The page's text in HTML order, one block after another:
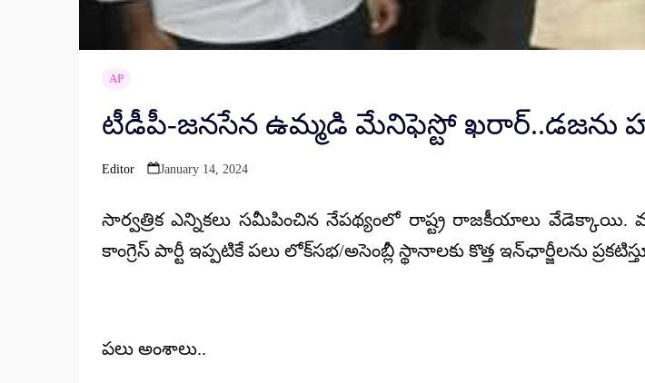
AP
టీడీపీ-జనసేన ఉమ్మడి మేనిఫెస్టో ఖరార్..డజను
Posted
Editor January 14, 2024
సార్వత్రిక ఎన్నికలు సమీపించిన నేపథ్యంలో రాష్ట్ర రాజకీయాలు వేడెక్కాయి.
కాంగ్రెస్ పార్టీ ఇప్పటికే పలు లోక్‌సభ/అసెంబ్లీ స్థానాలకు కొత్త ఇన్‌‌ఛార్జీలను
పలు అంశాలు..